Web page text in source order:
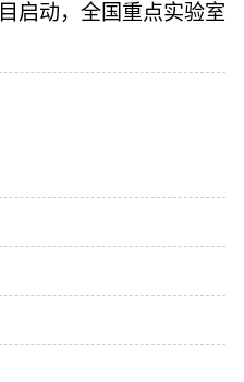
启动，全国重点实验室